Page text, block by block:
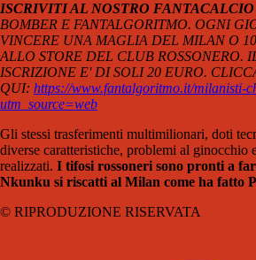
ISCRIVITI AL NOSTRO FANTACALCIO
BOMBER E FANTALGORITMO. OGNI
VINCERE UNA MAGLIA DEL MILAN O
ALLO STORE DEL CLUB ROSSONERO.
ISCRIZIONE E' DI SOLI 20 EURO.
QUI: https://www.fantalgoritmo.it/milanisti-
utm_source=web
Gli stessi trasferimenti multimilionari, doti
diverse caratteristiche, problemi al ginocchio
realizzati. I tifosi rossoneri sono pronti a
Nkunku si riscatti al Milan come ha fatto
© RIPRODUZIONE RISERVATA